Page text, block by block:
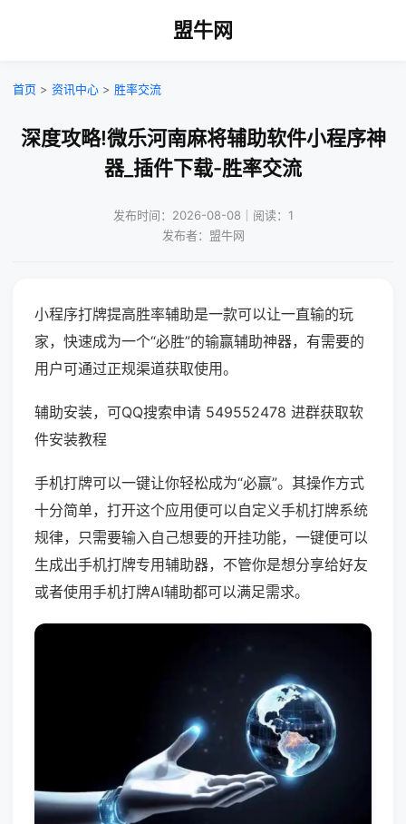
盟牛网
首页 > 资讯中心 > 胜率交流
深度攻略!微乐河南麻将辅助软件小程序神
器_插件下载-胜率交流
发布时间：2026-08-08｜阅读：1
发布者：盟牛网
小程序打牌提高胜率辅助是一款可以让一直输的玩
家，快速成为一个“必胜”的输赢辅助神器，有需要的
用户可通过正规渠道获取使用。
辅助安装，可QQ搜索申请 549552478 进群获取软
件安装教程
手机打牌可以一键让你轻松成为“必赢”。其操作方式
十分简单，打开这个应用便可以自定义手机打牌系统
规律，只需要输入自己想要的开挂功能，一键便可以
生成出手机打牌专用辅助器，不管你是想分享给好友
或者使用手机打牌AI辅助都可以满足需求。